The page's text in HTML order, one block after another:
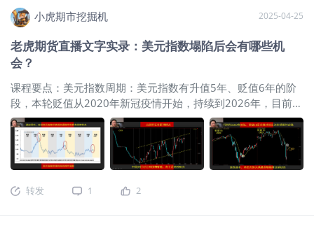
幅：27.39%（东财数据） 2、macd：日线死叉第10日、周线
金叉第14周、月线2023年3月以来持续金叉。（经验：日线金
叉，20均上，20均走平或向上大概率会迎来一波上涨。经验：
周线金叉行情往往更持久） 3、神奇9转（日线低9作用大）：
值34左右，周线K值67左右。（日线调整中：SKDJ低位金叉特
别是低位金叉底背离是判断短线见底的重要信号）（牛市中：
周SKDJ高位横盘钝化是常态。周线、月级调整中：低位金叉在
判断短线见底上有重要参考价值） 5、周期：起始于22年11月
最低1618.3元的大牛市至今历时2年7个月。 三、走势分
How Sound Money Will Fix It》的。
Larry 首先深入探讨了黄金——
连 2506(GCmain)$价格近期飙升的原
因、下一步的走势，以及在“50 年的管
理不善”之后回归金本位为何会带来长期
利好。这引出了关于唐纳德·特朗普总统
的关税及其潜在的意外后果、埃隆·马斯
克令人失望的政府效率部门、特朗普与
债券义勇军的冲突，以及如何打破美联
储主席杰罗姆·鲍威尔降息的执念。接下
来，Larry谈到了在股市抄底的心理困
多尤其困扰穷人的社会问题。他解释了
小虎期市挖掘机 2025-04-25
老虎期货直播文字实录：美元指数塌陷后会有哪些机
会？
课程要点：美元指数周期：美元指数有升值5年、贬值6年的阶
段，本轮贬值从2020年新冠疫情开始，持续到2026年，目前处
于贬值末期，受特朗普政策影响开端推迟，下跌幅度可能加
速，预计跌向90 。市场影响：美元指数贬值预示大宗商品通胀
预期上升，比如黄金，贬值末期可能爆发金融市场危机。人民
币汇率：人民币汇率有17个月的时间拐点，受经济增速、政策
太大。日元与欧元：日元与美元呈区间跷跷板效应，未来一年
转发 1 2